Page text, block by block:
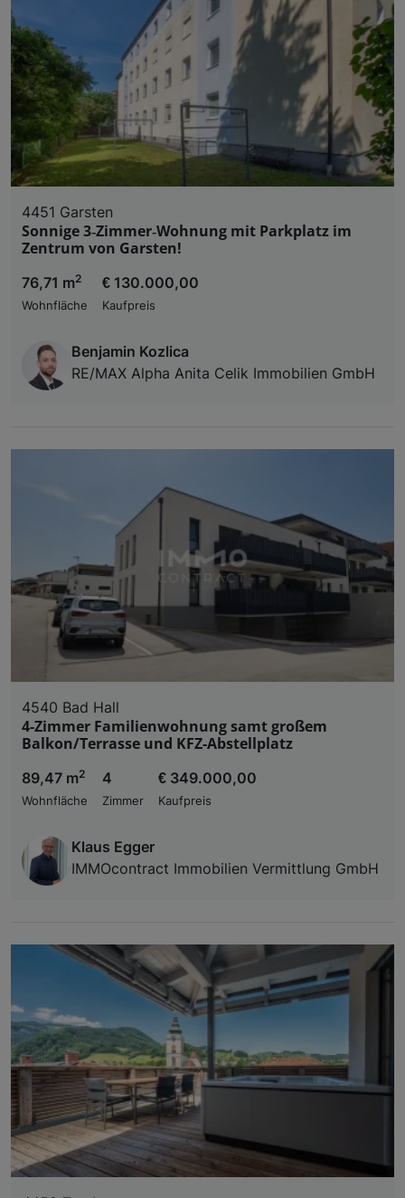
4451 Garsten
Sonnige 3‑Zimmer‑Wohnung mit Parkplatz im
Zentrum von Garsten!
76,71 m2
Wohnfläche
€ 130.000,00
Kaufpreis
Benjamin Kozlica
RE/MAX Alpha Anita Celik Immobilien GmbH
4540 Bad Hall
4-Zimmer Familienwohnung samt großem
Balkon/Terrasse und KFZ-Abstellplatz
89,47 m2
Wohnfläche
4
Zimmer
€ 349.000,00
Kaufpreis
Klaus Egger
IMMOcontract Immobilien Vermittlung GmbH